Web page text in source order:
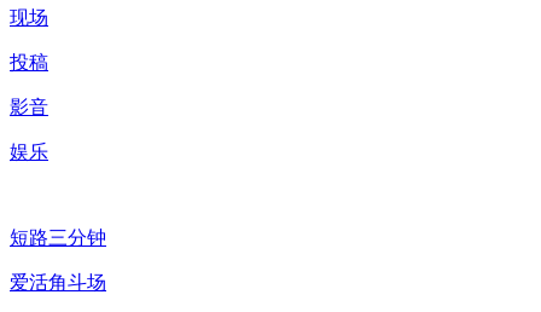
现场
投稿
影音
娱乐
短路三分钟
爱活角斗场